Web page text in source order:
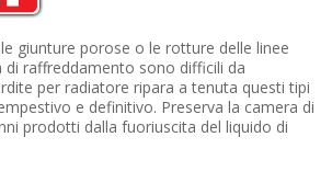
giunture porose o le rotture delle linee
di raffreddamento sono difficili da
per radiatore ripara a tenuta questi tipi
e definitivo. Preserva la camera di
prodotti dalla fuoriuscita del liquido di